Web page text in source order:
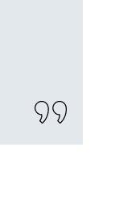
propre.
pas